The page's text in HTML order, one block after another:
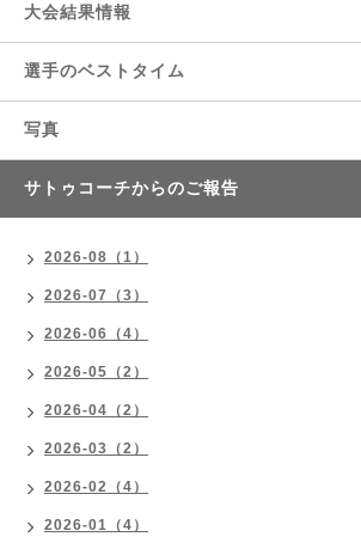
大会結果情報
選手のベストタイム
写真
サトゥコーチからのご報告
2026-08（1）
2026-07（3）
2026-06（4）
2026-05（2）
2026-04（2）
2026-03（2）
2026-02（4）
2026-01（4）